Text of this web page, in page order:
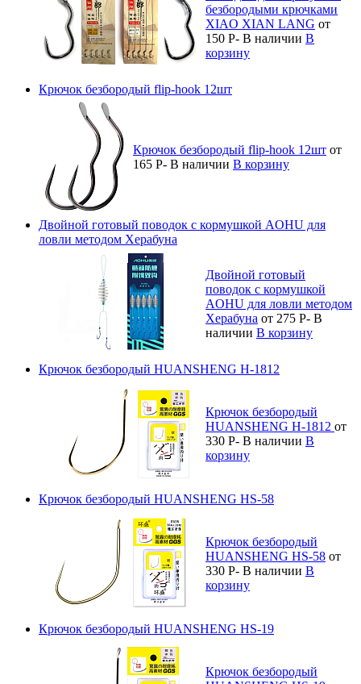
безбородыми крючками
XIAO XIAN LANG от
150 Р- В наличии В
корзину
Крючок безбородый flip-hook 12шт
Крючок безбородый flip-hook 12шт от
165 Р- В наличии В корзину
Двойной готовый поводок с кормушкой AOHU для
ловли методом Херабуна
Двойной готовый
поводок с кормушкой
AOHU для ловли методом
Херабуна от 275 Р- В
наличии В корзину
Крючок безбородый HUANSHENG H-1812
Крючок безбородый
HUANSHENG H-1812 от
330 Р- В наличии В
корзину
Крючок безбородый HUANSHENG HS-58
Крючок безбородый
HUANSHENG HS-58 от
330 Р- В наличии В
корзину
Крючок безбородый HUANSHENG HS-19
Крючок безбородый